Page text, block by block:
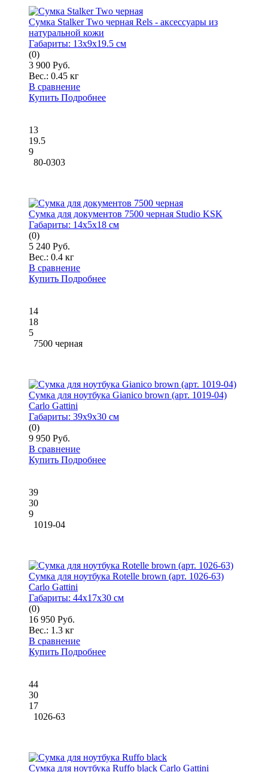
Сумка Stalker Two черная Rels - аксессуары из
натуральной кожи
Габариты: 13x9x19.5 см
(0)
3 900 Руб.
Вес.: 0.45 кг
В сравнение
Купить Подробнее
13
19.5
9
80-0303
Сумка для документов 7500 черная Studio KSK
Габариты: 14x5x18 см
(0)
5 240 Руб.
Вес.: 0.4 кг
В сравнение
Купить Подробнее
14
18
5
7500 черная
Сумка для ноутбука Gianico brown (арт. 1019-04)
Carlo Gattini
Габариты: 39x9x30 см
(0)
9 950 Руб.
В сравнение
Купить Подробнее
39
30
9
1019-04
Сумка для ноутбука Rotelle brown (арт. 1026-63)
Carlo Gattini
Габариты: 44x17x30 см
(0)
16 950 Руб.
Вес.: 1.3 кг
В сравнение
Купить Подробнее
44
30
17
1026-63
Сумка для ноутбука Ruffo black Carlo Gattini